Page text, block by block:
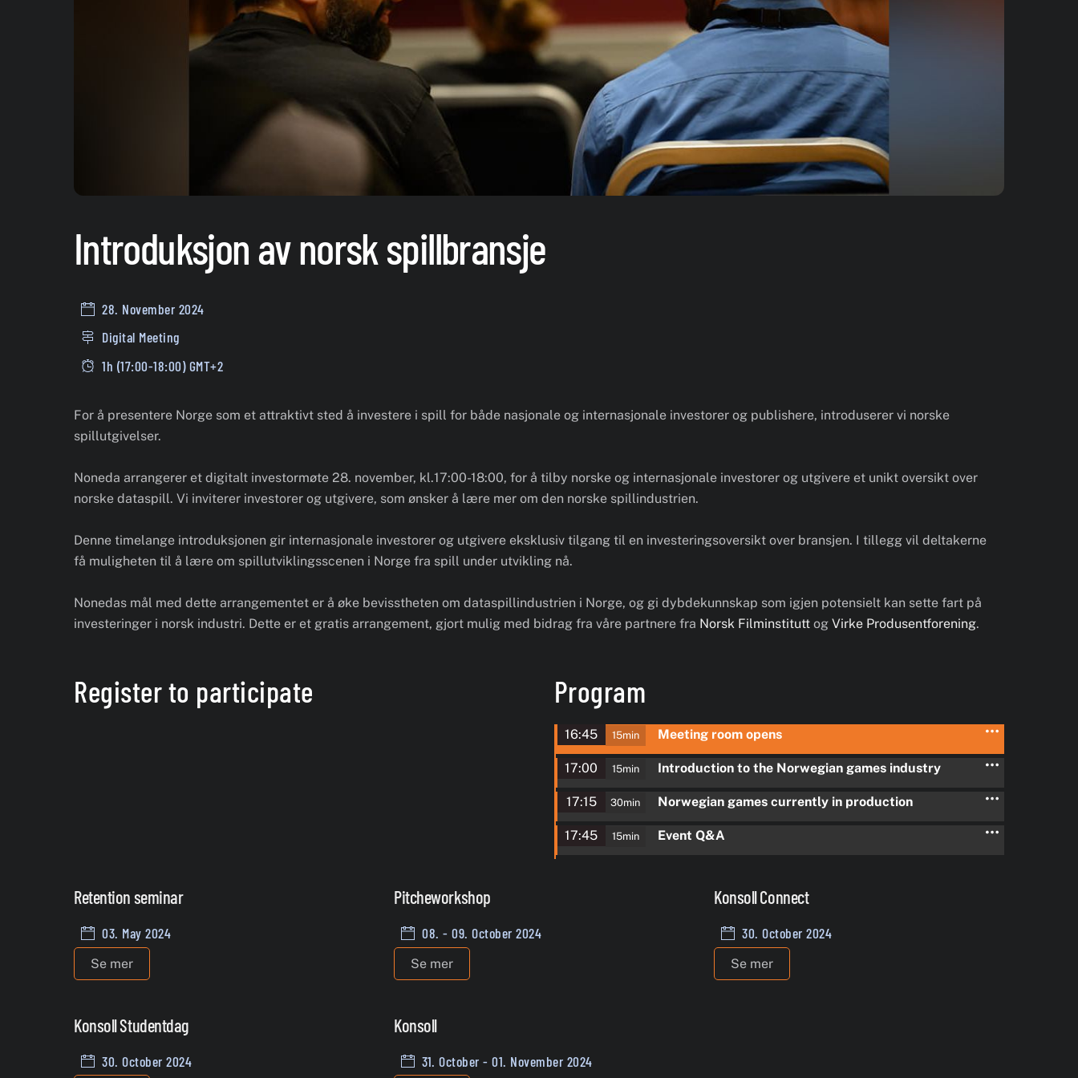
Introduksjon av norsk spillbransje
28. November 2024
Digital Meeting
1h (17:00-18:00) GMT+2
For å presentere Norge som et attraktivt sted å investere i spill for både nasjonale og internasjonale investorer og publishere, introduserer vi norske
spillutgivelser.
Noneda arrangerer et digitalt investormøte 28. november, kl.17:00-18:00, for å tilby norske og internasjonale investorer og utgivere et unikt oversikt over
norske dataspill. Vi inviterer investorer og utgivere, som ønsker å lære mer om den norske spillindustrien.
Denne timelange introduksjonen gir internasjonale investorer og utgivere eksklusiv tilgang til en investeringsoversikt over bransjen. I tillegg vil deltakerne
få muligheten til å lære om spillutviklingsscenen i Norge fra spill under utvikling nå.
Nonedas mål med dette arrangementet er å øke bevisstheten om dataspillindustrien i Norge, og gi dybdekunnskap som igjen potensielt kan sette fart på
investeringer i norsk industri. Dette er et gratis arrangement, gjort mulig med bidrag fra våre partnere fra Norsk Filminstitutt og Virke Produsentforening.
Register to participate Program
17:00 15min Introduction to the Norwegian games industry
17:15 30min Norwegian games currently in production
17:45 15min Event Q&A
16:45 15min Meeting room opens
Retention seminar
03. May 2024
Se mer
Pitcheworkshop
08. - 09. October 2024
Se mer
Konsoll Connect
30. October 2024
Se mer
Konsoll Studentdag
30. October 2024
Konsoll
31. October - 01. November 2024